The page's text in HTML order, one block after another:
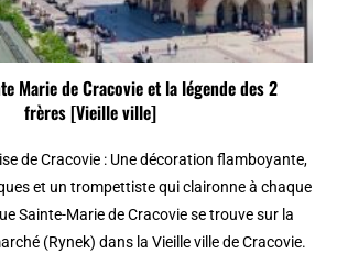
Marie de Cracovie et la légende des 2
frères [Vieille ville]
de Cracovie : Une décoration flamboyante,
et un trompettiste qui claironne à chaque
Sainte-Marie de Cracovie se trouve sur la
(Rynek) dans la Vieille ville de Cracovie.